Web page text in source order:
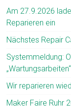
Am 27.9.2026
Reparieren ein
Nächstes Repair
Systemmeldung:
Wir reparieren
Maker Faire Ruhr